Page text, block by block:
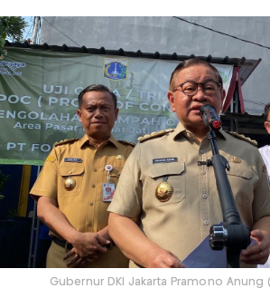
Gubernur DKI Jakarta Pramono Anung